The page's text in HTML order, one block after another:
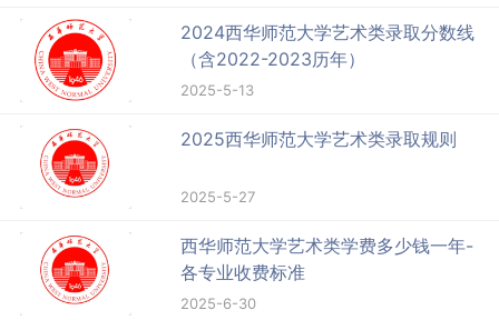
2024西华师范大学艺术类录取分数线
（含2022-2023历年）
2025-5-13
2025西华师范大学艺术类录取规则
2025-5-27
西华师范大学艺术类学费多少钱一年-
各专业收费标准
2025-6-30